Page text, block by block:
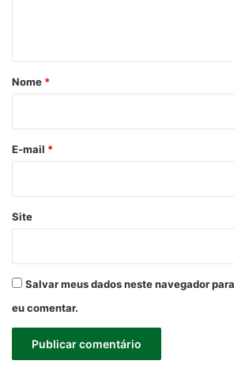
r
*
Nome *
E-mail *
Site
Salvar meus dados neste navegador
eu comentar.